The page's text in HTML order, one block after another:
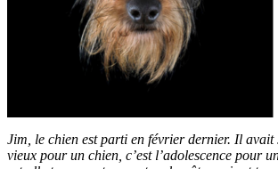
Jim, le chien est parti en février dernier. Il avait
vieux pour un chien, c’est l’adolescence pour